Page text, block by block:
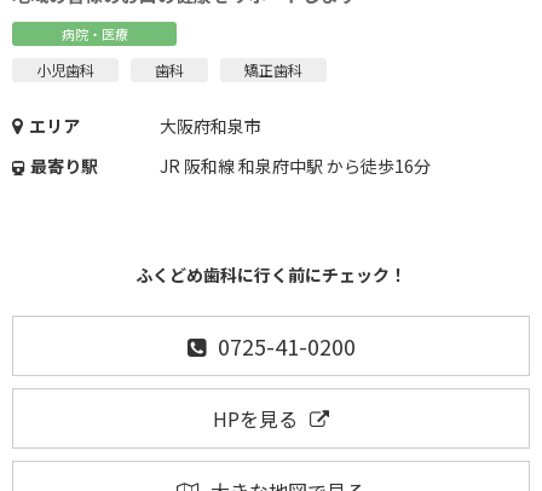
病院・医療
小児歯科 歯科 矯正歯科
エリア
大阪府和泉市
最寄り駅
JR 阪和線 和泉府中駅 から徒歩16分
ふくどめ歯科に行く前にチェック！
0725-41-0200
HPを見る